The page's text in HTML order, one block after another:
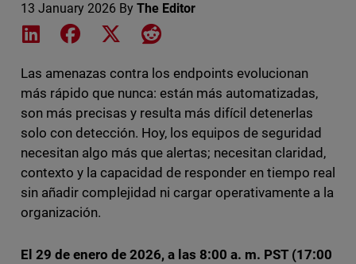
13 January 2026 By The Editor
Share on LinkedIn
Share on Facebook
Share on XShare on Reddit
Las amenazas contra los endpoints evolucionan
más rápido que nunca: están más automatizadas,
son más precisas y resulta más difícil detenerlas
solo con detección. Hoy, los equipos de seguridad
necesitan algo más que alertas; necesitan claridad,
contexto y la capacidad de responder en tiempo real
sin añadir complejidad ni cargar operativamente a la
organización.
El 29 de enero de 2026, a las 8:00 a. m. PST (17:00